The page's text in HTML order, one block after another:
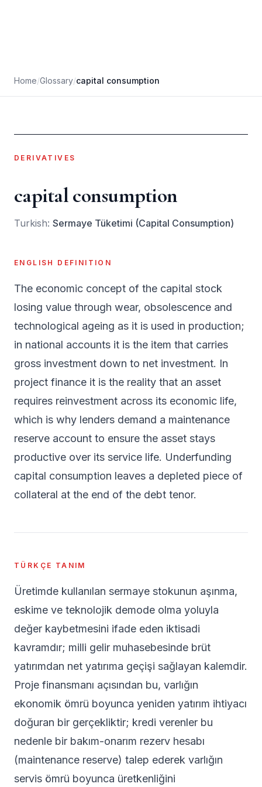
Home/Glossary/capital consumption
DERIVATIVES
capital consumption
Turkish: Sermaye Tüketimi (Capital Consumption)
ENGLISH DEFINITION
The economic concept of the capital stock
losing value through wear, obsolescence and
technological ageing as it is used in production;
in national accounts it is the item that carries
gross investment down to net investment. In
project finance it is the reality that an asset
requires reinvestment across its economic life,
which is why lenders demand a maintenance
reserve account to ensure the asset stays
productive over its service life. Underfunding
capital consumption leaves a depleted piece of
collateral at the end of the debt tenor.
TÜRKÇE TANIM
Üretimde kullanılan sermaye stokunun aşınma,
eskime ve teknolojik demode olma yoluyla
değer kaybetmesini ifade eden iktisadi
kavramdır; milli gelir muhasebesinde brüt
yatırımdan net yatırıma geçişi sağlayan kalemdir.
Proje finansmanı açısından bu, varlığın
ekonomik ömrü boyunca yeniden yatırım ihtiyacı
doğuran bir gerçekliktir; kredi verenler bu
nedenle bir bakım-onarım rezerv hesabı
(maintenance reserve) talep ederek varlığın
servis ömrü boyunca üretkenliğini